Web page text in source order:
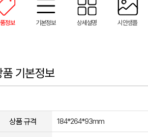
정보 기본정보 상세설명 시안샘플
품 기본정보
상품 규격 184*264*93mm